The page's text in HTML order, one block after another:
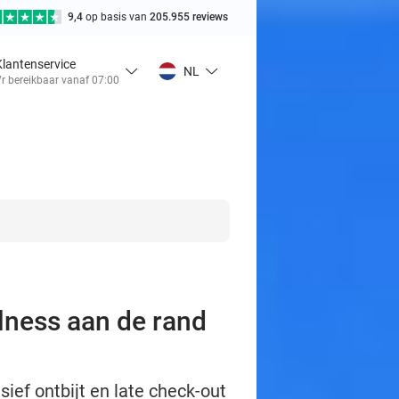
9,4 op basis van 205.955 reviews
bereikbaar vanaf 07:00
NL
aan de rand
ontbijt en late check-out